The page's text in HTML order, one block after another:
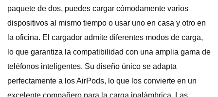
paquete de dos, puedes cargar cómodamente varios
dispositivos al mismo tiempo o usar uno en casa y otro en
la oficina. El cargador admite diferentes modos de carga,
lo que garantiza la compatibilidad con una amplia gama de
teléfonos inteligentes. Su diseño único se adapta
perfectamente a los AirPods, lo que los convierte en un
excelente compañero para la carga inalámbrica. Las